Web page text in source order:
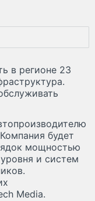
в регионе 23
будет
мощностью
и систем
Media.